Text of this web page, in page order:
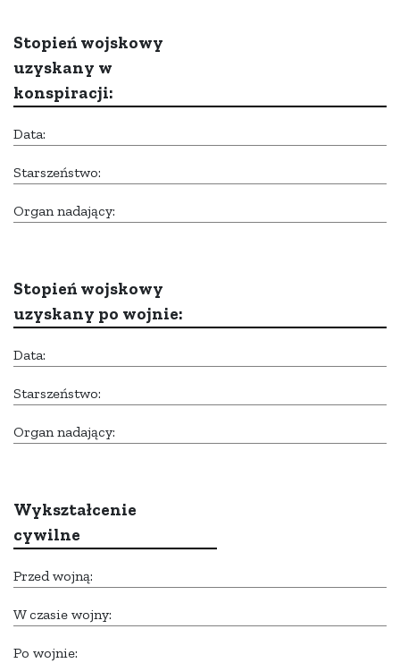
Stopień wojskowy
uzyskany w
konspiracji:
Data:
Starszeństwo:
Organ nadający:
Stopień wojskowy
uzyskany po wojnie:
Data:
Starszeństwo:
Organ nadający:
Wykształcenie
cywilne
Przed wojną:
W czasie wojny:
Po wojnie: